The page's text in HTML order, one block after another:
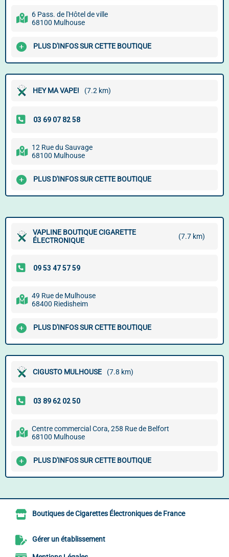
6 Pass. de l'Hôtel de ville
68100 Mulhouse
PLUS D'INFOS SUR CETTE BOUTIQUE
HEY MA VAPE! (7.2 km)
12 Rue du Sauvage
68100 Mulhouse
PLUS D'INFOS SUR CETTE BOUTIQUE
VAPLINE BOUTIQUE CIGARETTE
ÉLECTRONIQUE
(7.7 km)
49 Rue de Mulhouse
68400 Riedisheim
PLUS D'INFOS SUR CETTE BOUTIQUE
CIGUSTO MULHOUSE (7.8 km)
Centre commercial Cora, 258 Rue de Belfort
68100 Mulhouse
PLUS D'INFOS SUR CETTE BOUTIQUE
Boutiques de Cigarettes Électroniques de France
Gérer un établissement